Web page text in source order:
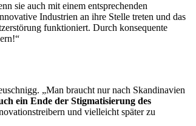
sie auch mit einem entsprechenden
Industrien an ihre Stelle treten und das
funktioniert. Durch konsequente
„Man braucht nur nach Skandinavien
ein Ende der Stigmatisierung des
und vielleicht später zu